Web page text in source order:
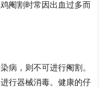
阉割时常因出血过多而
病，则不可进行阉割。
行器械消毒。健康的仔